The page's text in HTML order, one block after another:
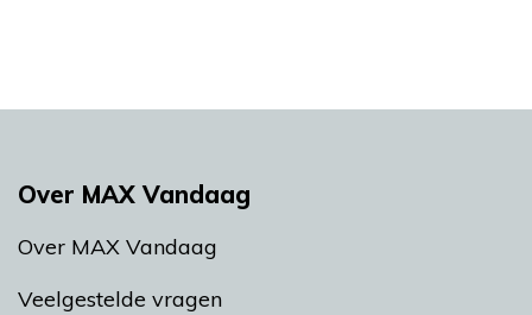
Over MAX Vandaag
Over MAX Vandaag
Veelgestelde vragen